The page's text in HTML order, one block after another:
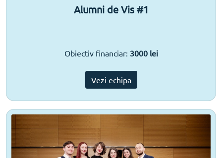
Alumni de Vis #1
Obiectiv financiar: 3000 lei
Vezi echipa